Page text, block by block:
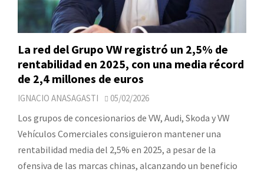
La red del Grupo VW registró un 2,5% de
rentabilidad en 2025, con una media récord
de 2,4 millones de euros
IGNACIO ANASAGASTI 05/02/2026
Los grupos de concesionarios de VW, Audi, Skoda y VW
Vehículos Comerciales consiguieron mantener una
rentabilidad media del 2,5% en 2025, a pesar de la
ofensiva de las marcas chinas, alcanzando un beneficio